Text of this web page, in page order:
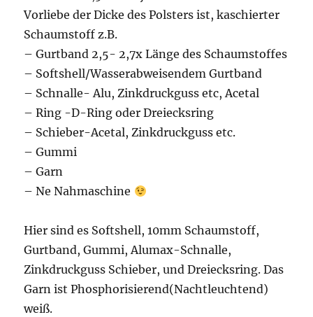
Vorliebe der Dicke des Polsters ist, kaschierter
Schaumstoff z.B.
– Gurtband 2,5- 2,7x Länge des Schaumstoffes
– Softshell/Wasserabweisendem Gurtband
– Schnalle- Alu, Zinkdruckguss etc, Acetal
– Ring -D-Ring oder Dreiecksring
– Schieber-Acetal, Zinkdruckguss etc.
– Gummi
– Garn
– Ne Nahmaschine
Hier sind es Softshell, 10mm Schaumstoff,
Gurtband, Gummi, Alumax-Schnalle,
Zinkdruckguss Schieber, und Dreiecksring. Das
Garn ist Phosphorisierend(Nachtleuchtend)
weiß.